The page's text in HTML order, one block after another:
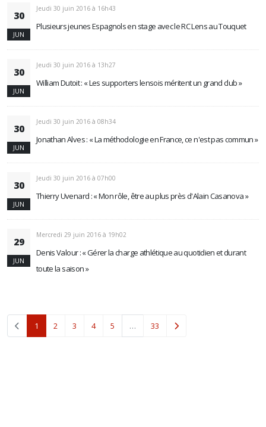
30
JUN
Jeudi 30 juin 2016 à 16h43
Plusieurs jeunes Espagnols en stage avec le RC Lens au Touquet
30
JUN
Jeudi 30 juin 2016 à 13h27
William Dutoit : « Les supporters lensois méritent un grand club »
30
JUN
Jeudi 30 juin 2016 à 08h34
Jonathan Alves : « La méthodologie en France, ce n'est pas commun »
30
JUN
Jeudi 30 juin 2016 à 07h00
Thierry Uvenard : « Mon rôle, être au plus près d'Alain Casanova »
29
JUN
Mercredi 29 juin 2016 à 19h02
Denis Valour : « Gérer la charge athlétique au quotidien et durant
toute la saison »
1 (current)
2 3 4 5 … 33